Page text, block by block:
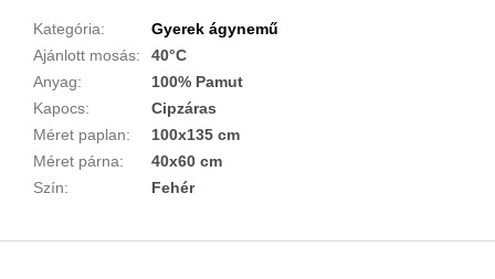
Kategória:
Gyerek ágynemű
Ajánlott mosás:
40°C
Anyag:
100% Pamut
Kapocs:
Cipzáras
Méret paplan:
100x135 cm
Méret párna:
40x60 cm
Szín: Fehér